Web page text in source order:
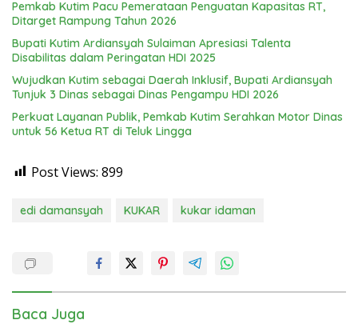
Pemkab Kutim Pacu Pemerataan Penguatan Kapasitas RT,
Ditarget Rampung Tahun 2026
Bupati Kutim Ardiansyah Sulaiman Apresiasi Talenta
Disabilitas dalam Peringatan HDI 2025
Wujudkan Kutim sebagai Daerah Inklusif, Bupati Ardiansyah
Tunjuk 3 Dinas sebagai Dinas Pengampu HDI 2026
Perkuat Layanan Publik, Pemkab Kutim Serahkan Motor Dinas
untuk 56 Ketua RT di Teluk Lingga
Post Views: 899
edi damansyah KUKAR kukar idaman
Baca Juga